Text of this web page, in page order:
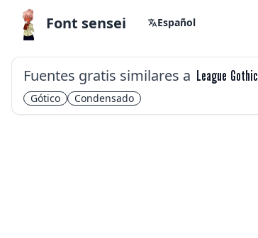
Font sensei Español
Fuentes gratis similares a League Gothic
Gótico Condensado